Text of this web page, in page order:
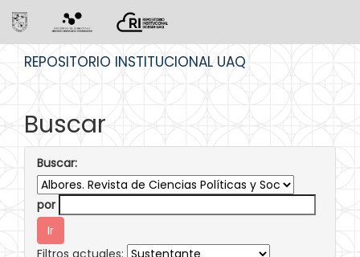
REPOSITORIO INSTITUCIONAL UAQ
Buscar
Buscar:
por
Filtros actuales: